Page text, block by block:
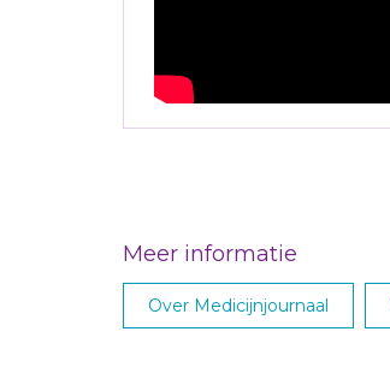
Meer informatie
Over Medicijnjournaal